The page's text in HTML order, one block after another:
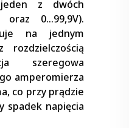
z dwóch
oraz 0…99,9V).
na jednym
rozdzielczością
szeregowa
amperomierza
co przy prądzie
spadek napięcia